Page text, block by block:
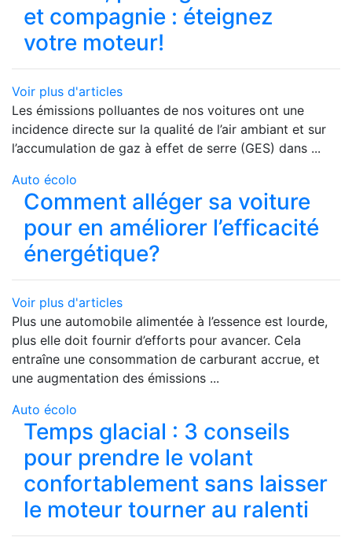
et compagnie : éteignez
votre moteur!
Voir plus d'articles
Les émissions polluantes de nos voitures ont une
incidence directe sur la qualité de l’air ambiant et sur
l’accumulation de gaz à effet de serre (GES) dans ...
Auto écolo
Comment alléger sa voiture
pour en améliorer l’efficacité
énergétique?
Voir plus d'articles
Plus une automobile alimentée à l’essence est lourde,
plus elle doit fournir d’efforts pour avancer. Cela
entraîne une consommation de carburant accrue, et
une augmentation des émissions ...
Auto écolo
Temps glacial : 3 conseils
pour prendre le volant
confortablement sans laisser
le moteur tourner au ralenti